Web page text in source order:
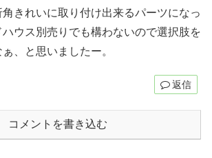
きれいに取り付け出来るパーツになっ
ウス別売りでも構わないので選択肢を
、と思いましたー。
返信
コメントを書き込む